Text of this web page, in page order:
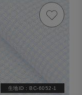
生地ID : BC-6052-1